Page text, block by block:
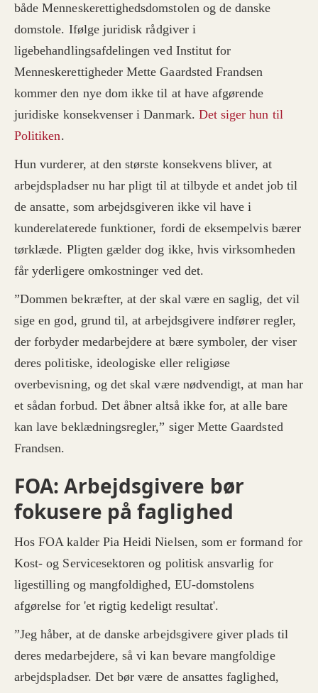
både Menneskerettighedsdomstolen og de danske
domstole. Ifølge juridisk rådgiver i
ligebehandlingsafdelingen ved Institut for
Menneskerettigheder Mette Gaardsted Frandsen
kommer den nye dom ikke til at have afgørende
juridiske konsekvenser i Danmark. Det siger hun til
Politiken.
Hun vurderer, at den største konsekvens bliver, at
arbejdspladser nu har pligt til at tilbyde et andet job til
de ansatte, som arbejdsgiveren ikke vil have i
kunderelaterede funktioner, fordi de eksempelvis bærer
tørklæde. Pligten gælder dog ikke, hvis virksomheden
får yderligere omkostninger ved det.
”Dommen bekræfter, at der skal være en saglig, det vil
sige en god, grund til, at arbejdsgivere indfører regler,
der forbyder medarbejdere at bære symboler, der viser
deres politiske, ideologiske eller religiøse
overbevisning, og det skal være nødvendigt, at man har
et sådan forbud. Det åbner altså ikke for, at alle bare
kan lave beklædningsregler,” siger Mette Gaardsted
Frandsen.
FOA: Arbejdsgivere bør
fokusere på faglighed
Hos FOA kalder Pia Heidi Nielsen, som er formand for
Kost- og Servicesektoren og politisk ansvarlig for
ligestilling og mangfoldighed, EU-domstolens
afgørelse for 'et rigtig kedeligt resultat'.
”Jeg håber, at de danske arbejdsgivere giver plads til
deres medarbejdere, så vi kan bevare mangfoldige
arbejdspladser. Det bør være de ansattes faglighed,